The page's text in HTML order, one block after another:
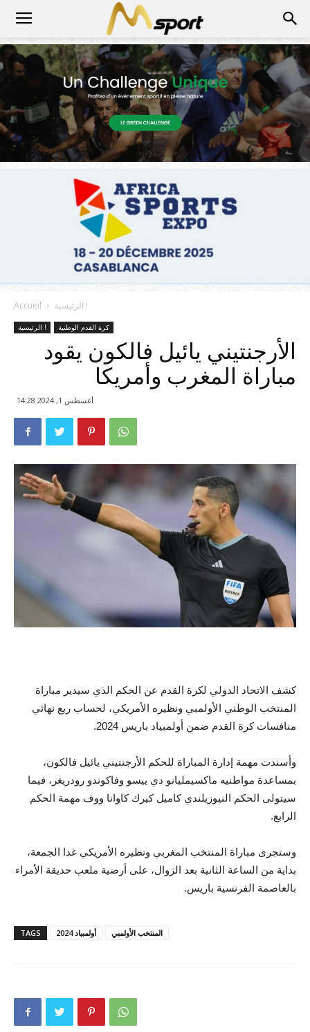
Accueil الرئيسية !
الرئيسية ! كرة القدم الوطنية
الأرجنتيني يائيل فالكون يقود
مباراة المغرب وأمريكا
أغسطس 1, 2024 14:28
كشف الاتحاد الدولي لكرة القدم عن الحكم الذي سيدير مباراة
المنتخب الوطني الأولمبي ونظيره الأمريكي، لحساب ربع نهائي
منافسات كرة القدم ضمن أولمبياد باريس 2024.
وأسندت مهمة إدارة المباراة للحكم الأرجنتيني يائيل فالكون،
بمساعدة مواطنيه ماكسيمليانو دي ييسو وفاكوندو رودريغر، فيما
سيتولى الحكم النيوزيلندي كاميل كيرك كاوانا ووف مهمة الحكم
الرابع.
وستجرى مباراة المنتخب المغربي ونظيره الأمريكي غدا الجمعة،
بداية من الساعة الثانية بعد الزوال، على أرضية ملعب حديقة الأمراء
بالعاصمة الفرنسية باريس.
TAGS أولمبياد 2024 المنتخب الأولمبي